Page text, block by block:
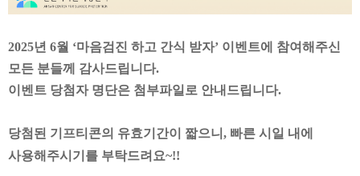
2025년 6월 ‘마음검진 하고 간식 받자’ 이벤트에 참여해주신
모든 분들께 감사드립니다.
이벤트 당첨자 명단은 첨부파일로 안내드립니다.
당첨된 기프티콘의 유효기간이 짧으니, 빠른 시일 내에
사용해주시기를 부탁드려요~!!